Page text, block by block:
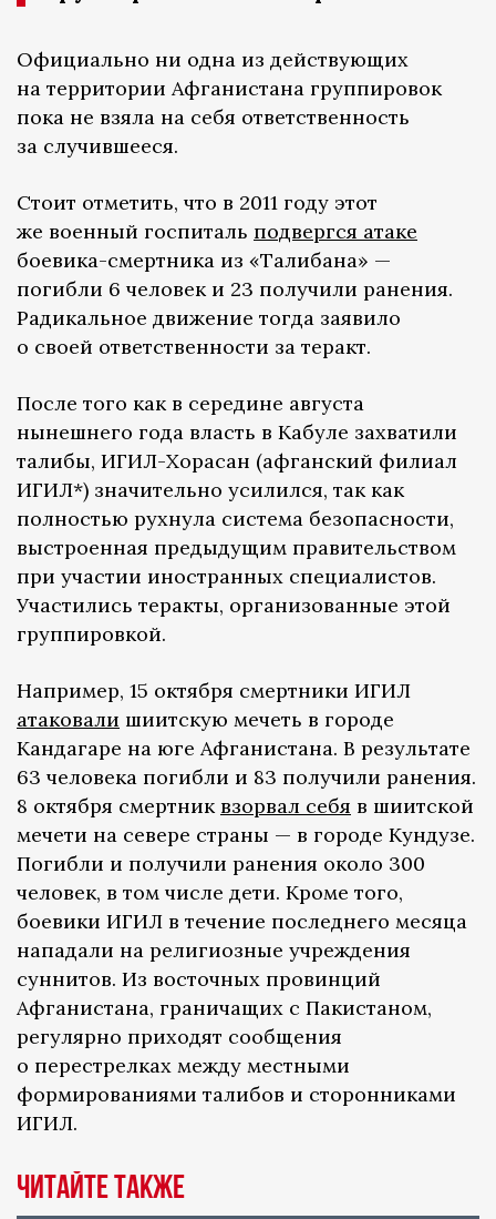
Официально ни одна из действующих
на территории Афганистана группировок
пока не взяла на себя ответственность
за случившееся.
Стоит отметить, что в 2011 году этот
же военный госпиталь подвергся атаке
боевика-смертника из «Талибана» —
погибли 6 человек и 23 получили ранения.
Радикальное движение тогда заявило
о своей ответственности за теракт.
После того как в середине августа
нынешнего года власть в Кабуле захватили
талибы, ИГИЛ-Хорасан (афганский филиал
ИГИЛ*) значительно усилился, так как
полностью рухнула система безопасности,
выстроенная предыдущим правительством
при участии иностранных специалистов.
Участились теракты, организованные этой
группировкой.
Например, 15 октября смертники ИГИЛ
атаковали шиитскую мечеть в городе
Кандагаре на юге Афганистана. В результате
63 человека погибли и 83 получили ранения.
8 октября смертник взорвал себя в шиитской
мечети на севере страны — в городе Кундузе.
Погибли и получили ранения около 300
человек, в том числе дети. Кроме того,
боевики ИГИЛ в течение последнего месяца
нападали на религиозные учреждения
суннитов. Из восточных провинций
Афганистана, граничащих с Пакистаном,
регулярно приходят сообщения
о перестрелках между местными
формированиями талибов и сторонниками
ИГИЛ.
Читайте также